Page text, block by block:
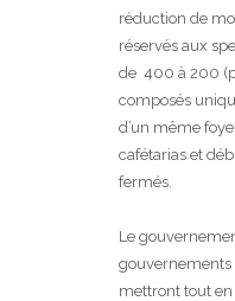
réduction de
réservés aux
de 400 à 200
composés
d’un même
cafétarias et
fermés.
Le
gouvernements
mettront tout